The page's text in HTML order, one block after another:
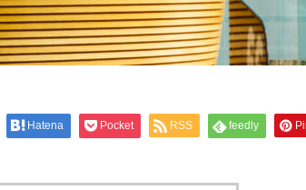
Hatena Pocket RSS feedly